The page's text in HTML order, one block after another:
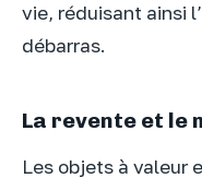
vie, réduisant ainsi
débarras.
La revente et le
Les objets à valeur